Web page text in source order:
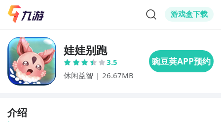
游戏盒下载
娃娃别跑
3.5
休闲益智 | 26.67MB
介绍